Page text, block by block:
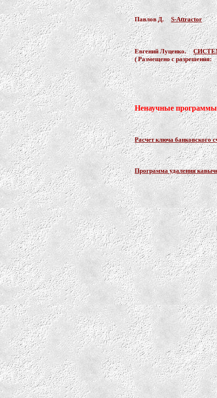
Павлов Д. S-Attractor
Евгений Луценко.
( Размещено с
Ненаучные
Расчет ключа банковского
Программа удаления